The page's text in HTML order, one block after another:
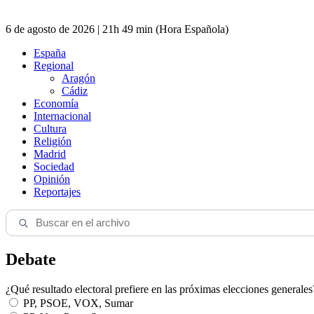
6 de agosto de 2026 | 21h 49 min (Hora Española)
España
Regional
Aragón
Cádiz
Economía
Internacional
Cultura
Religión
Madrid
Sociedad
Opinión
Reportajes
Debate
¿Qué resultado electoral prefiere en las próximas elecciones
PP, PSOE, VOX, Sumar